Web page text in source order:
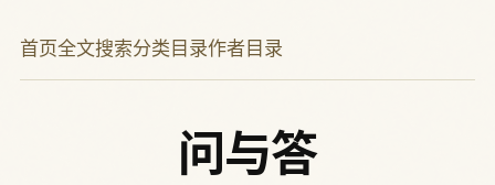
首页全文搜索分类目录作者目录
问与答